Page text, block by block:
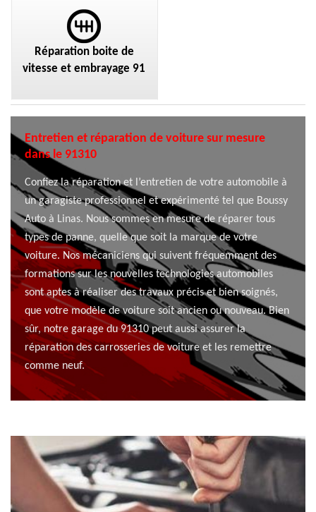
Réparation boite de
vitesse et embrayage 91
Entretien et réparation de voiture sur mesure
dans le 91310
Confiez la réparation et l’entretien de votre automobile à
un garagiste professionnel et expérimenté tel que Boussy
Auto à Linas. Nous sommes en mesure de réparer tous
types de panne, quelle que soit la marque de votre
voiture. Nos mécaniciens qui suivent fréquemment des
formations sur les nouvelles technologies automobiles
sont aptes à réaliser des travaux précis et bien soignés,
que votre modèle de voiture soit ancien ou nouveau. Bien
sûr, notre garage du 91310 peut aussi assurer la
réparation des carrosseries de voiture et les remettre
comme neuf.